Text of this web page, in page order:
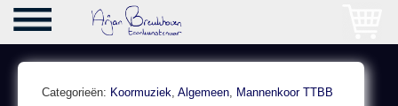
Categorieën: Koormuziek, Algemeen, Mannenkoor TTBB